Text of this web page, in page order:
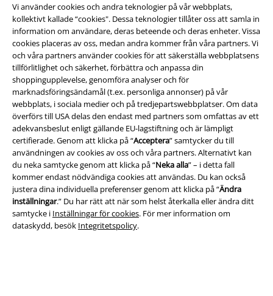
Vi använder cookies och andra teknologier på vår webbplats,
kollektivt kallade “cookies". Dessa teknologier tillåter oss att samla in
information om användare, deras beteende och deras enheter. Vissa
cookies placeras av oss, medan andra kommer från våra partners. Vi
och våra partners använder cookies för att säkerställa webbplatsens
tillförlitlighet och säkerhet, förbättra och anpassa din
shoppingupplevelse, genomföra analyser och för
marknadsföringsändamål (t.ex. personliga annonser) på vår
webbplats, i sociala medier och på tredjepartswebbplatser. Om data
överförs till USA delas den endast med partners som omfattas av ett
adekvansbeslut enligt gällande EU-lagstiftning och är lämpligt
certifierade. Genom att klicka på “Acceptera” samtycker du till
användningen av cookies av oss och våra partners. Alternativt kan
du neka samtycke genom att klicka på “Neka alla” – i detta fall
kommer endast nödvändiga cookies att användas. Du kan också
justera dina individuella preferenser genom att klicka på “Ändra
inställningar.” Du har rätt att när som helst återkalla eller ändra ditt
samtycke i Inställningar för cookies. För mer information om
dataskydd, besök Integritetspolicy.
Juridisk information/Villkor
Villkor
Om oss
Ladda ner villkoren
Avfallshantering och miljöskydd
Försäkran om överensstämmelse
Information om tillgänglighet